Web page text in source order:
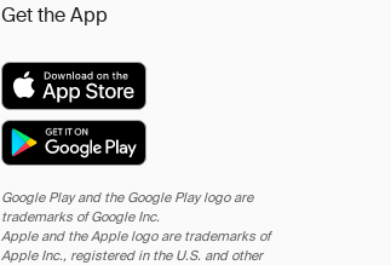
Get the App
Google Play and the Google Play logo are
trademarks of Google Inc.
Apple and the Apple logo are trademarks of
Apple Inc., registered in the U.S. and other